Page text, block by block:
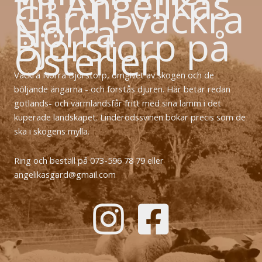
Gård i vackra
Norra
Björstorp på
Österlen
Vackra Norra Björstorp, omgivet av skogen och de
böljande ängarna - och förstås djuren. Här betar redan
gotlands- och värmlandsfår fritt med sina lamm i det
kuperade landskapet. Linderödssvinen bökar precis som de
ska i skogens mylla.
Ring och beställ på 073-596 78 79 eller
angelikasgard@gmail.com